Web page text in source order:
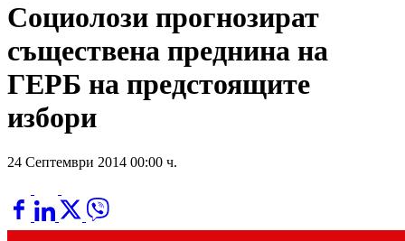
Социолози прогнозират
съществена преднина на
ГЕРБ на предстоящите
избори
24 Септември 2014 00:00 ч.